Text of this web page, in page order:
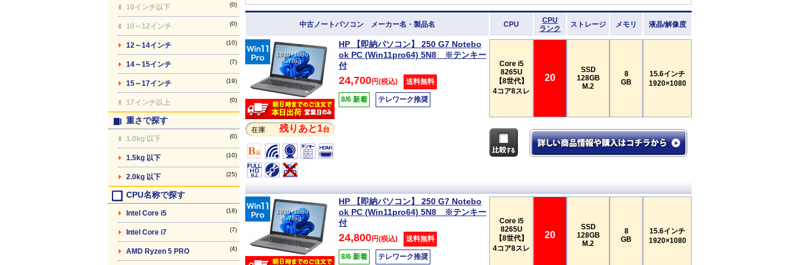
10インチ以下 (0)
10～12インチ (0)
12～14インチ (10)
14～15インチ (7)
15～17インチ (19)
17インチ以上 (0)
重さで探す
1.0kg 以下 (0)
1.5kg 以下 (10)
2.0kg 以下 (25)
CPU名称で探す
Intel Core i5 (18)
Intel Core i7 (7)
AMD Ryzen 5 PRO (4)
中古ノートパソコン メーカー名・製品名 CPU
CPU
ランク
ストレージ メモリ 液晶/解像度
1920×1080
1.78kg
在庫 残りあと1台
HP 【即納パソコン】 250 G7 Notebo
ok PC (Win11pro64) 5N8 ※テンキー
付
24,700円(税込) 送料無料
8/6 新着 テレワーク推奨
Core i5
8265U
【8世代】
4コア8スレ
20
SSD
128GB
M.2
8
GB
15.6インチ
1920×1080
1920×1080
1.78kg
HP 【即納パソコン】 250 G7 Notebo
ok PC (Win11pro64) 5N8 ※テンキー
付
24,800円(税込) 送料無料
8/6 新着 テレワーク推奨
Core i5
8265U
【8世代】
4コア8スレ
20
SSD
128GB
M.2
8
GB
15.6インチ
1920×1080